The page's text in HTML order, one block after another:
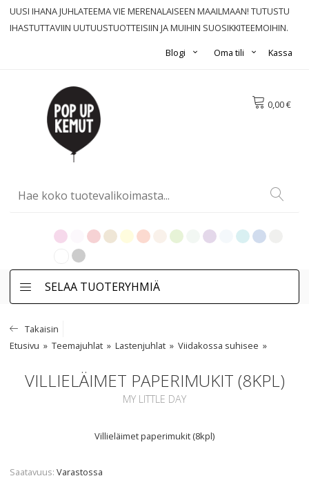
UUSI IHANA JUHLATEEMA VIE MERENALAISEEN MAAILMAAN! TUTUSTU
IHASTUTTAVIIN UUTUUSTUOTTEISIIN JA MUIHIN SUOSIKKITEEMOIHIN.
Kassa
Oma tili
Blogi
0,00 €
SELAA TUOTERYHMIÄ
Takaisin
Etusivu
Teemajuhlat Lastenjuhlat Viidakossa suhisee
VILLIELÄIMET PAPERIMUKIT (8KPL)
MY LITTLE DAY
Villieläimet paperimukit (8kpl)
Saatavuus Varastossa